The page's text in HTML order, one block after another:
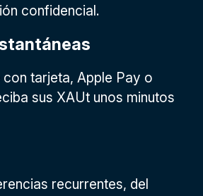
confidencial.
con tarjeta, Apple Pay o
sus XAUt unos minutos
recurrentes, del